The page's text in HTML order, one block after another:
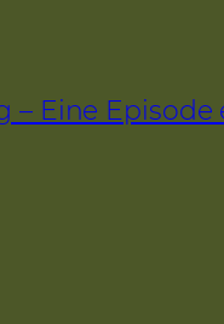
Eine